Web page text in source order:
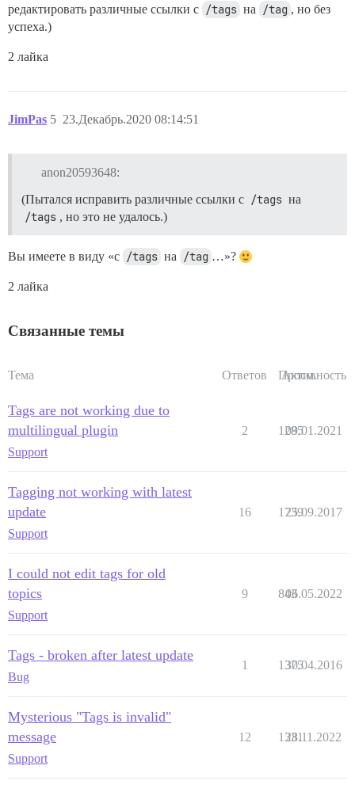
редактировать различные ссылки с /tags на /tag , но без
успеха.)
2 лайка
JimPas 23.Декабрь.2020 08:14:51
5
anon20593648:
(Пытался исправить различные ссылки с /tags на
/tags , но это не удалось.)
Вы имеете в виду «с /tags на /tag …»?
2 лайка
Связанные темы
Тема Ответов Просм.
Активность
Tags are not working due to
multilingual plugin
Support
2 1285
09.01.2021
Tagging not working with latest
update
Support
16 1739
25.09.2017
I could not edit tags for old
topics
Support
9 843
06.05.2022
Tags - broken after latest update
Bug
1 1375
30.04.2016
Mysterious "Tags is invalid"
message
Support
12 1331
28.11.2022